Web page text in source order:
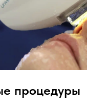
процедуры